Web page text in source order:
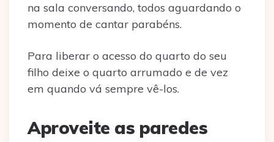
na sala conversando, todos aguardando o
momento de cantar parabéns.
Para liberar o acesso do quarto do seu
filho deixe o quarto arrumado e de vez
em quando vá sempre vê-los.
Aproveite as paredes